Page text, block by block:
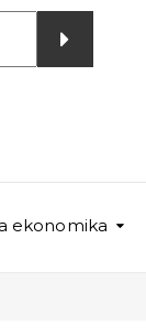
ekonomika